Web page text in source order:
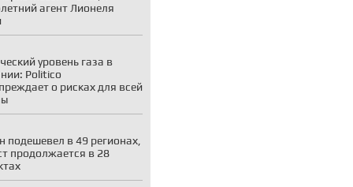
агент Лионеля
уровень газа в
Politico
о рисках для всей
подешевел в 49 регионах,
продолжается в 28